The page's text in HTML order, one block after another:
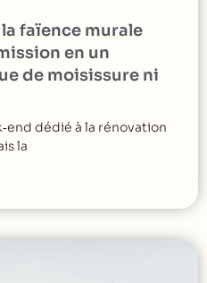
faïence murale
en un
de moisissure ni
dédié à la rénovation
la